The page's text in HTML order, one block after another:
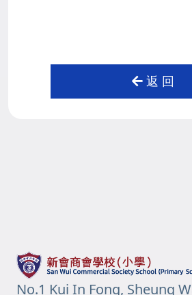
返 回
No.1 Kui In Fong, Sheung